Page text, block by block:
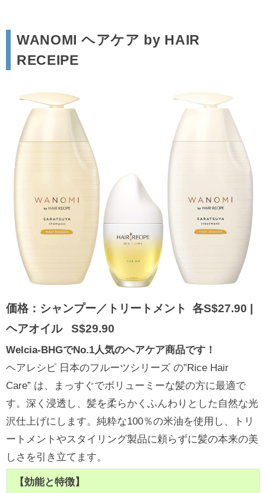
WANOMI ヘアケア by HAIR
RECEIPE
価格：シャンプー／トリートメント 各S$27.90 |
ヘアオイル S$29.90
Welcia-BHGでNo.1人気のヘアケア商品です！
ヘアレシピ 日本のフルーツシリーズ の”Rice Hair
Care” は、まっすぐでボリューミーな髪の方に最適で
す。深く浸透し、髪を柔らかくふんわりとした自然な光
沢仕上げにします。純粋な100％の米油を使用し、トリ
ートメントやスタイリング製品に頼らずに髪の本来の美
しさを引き立てます。
【効能と特徴】